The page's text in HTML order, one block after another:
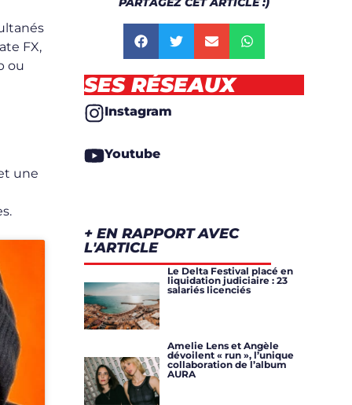
FX,
ou
une
SES RÉSEAUX
Instagram
Youtube
+ EN RAPPORT AVEC
L'ARTICLE
Le Delta Festival placé en
liquidation judiciaire : 23
salariés licenciés
Amelie Lens et Angèle
dévoilent « run », l’unique
collaboration de l’album
AURA